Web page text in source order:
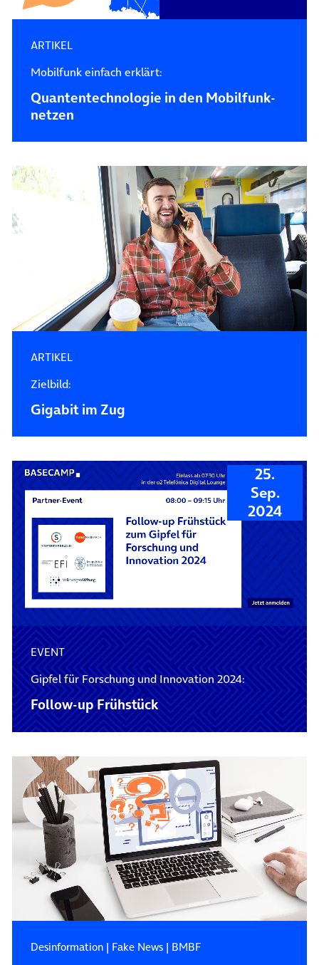
ARTIKEL
Mobilfunk einfach erklärt:
Quantentechnologie in den Mobilfunk­
netzen
ARTIKEL
Zielbild:
Gigabit im Zug
25.
Sep.
2024
EVENT
Gipfel für Forschung und Innovation 2024:
Follow-up Frühstück
Desinformation| Fake News| BMBF